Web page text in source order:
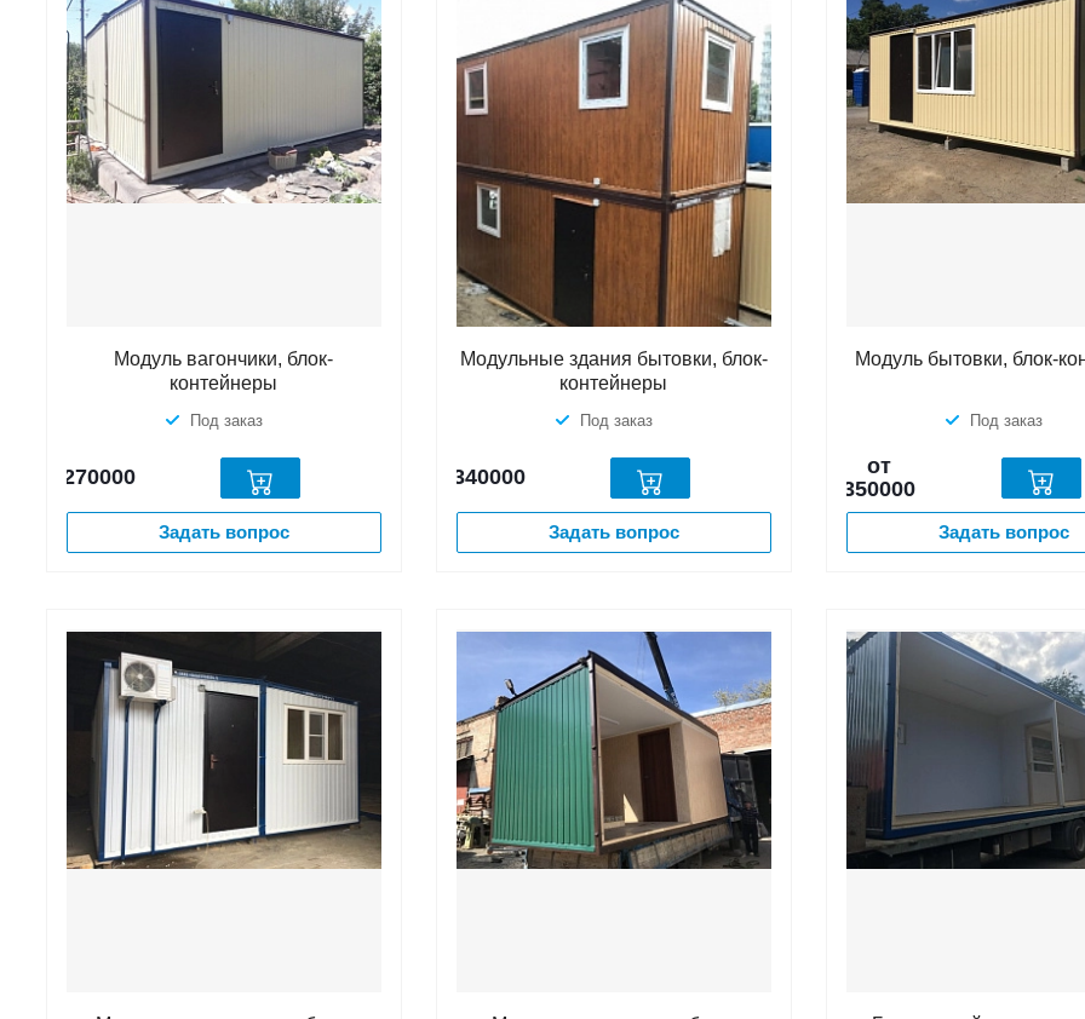
Модуль вагончики, блок-
контейнеры
Под заказ
270000
Задать вопрос
Модульные здания бытовки, блок-
контейнеры
Под заказ
340000
Задать вопрос
Модуль бытовки, блок-
Под заказ
от
350000
Задать вопрос